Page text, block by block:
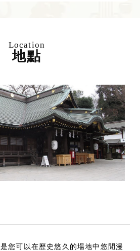
Location
地點
您可以在歷史悠久的場地中悠閒漫